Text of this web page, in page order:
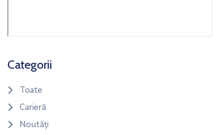
Categorii
Toate
Carieră
Noutăți